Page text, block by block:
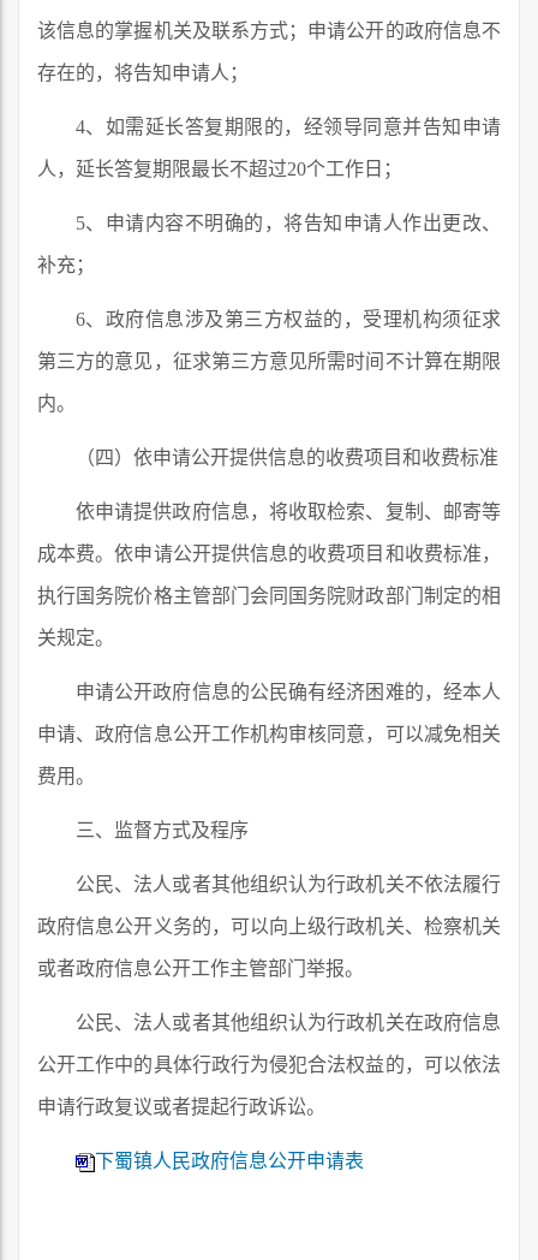
该信息的掌握机关及联系方式；申请公开的政府信息不
存在的，将告知申请人；
4、如需延长答复期限的，经领导同意并告知申请
人，延长答复期限最长不超过20个工作日；
5、申请内容不明确的，将告知申请人作出更改、
补充；
6、政府信息涉及第三方权益的，受理机构须征求
第三方的意见，征求第三方意见所需时间不计算在期限
内。
（四）依申请公开提供信息的收费项目和收费标准
依申请提供政府信息，将收取检索、复制、邮寄等
成本费。依申请公开提供信息的收费项目和收费标准，
执行国务院价格主管部门会同国务院财政部门制定的相
关规定。
申请公开政府信息的公民确有经济困难的，经本人
申请、政府信息公开工作机构审核同意，可以减免相关
费用。
三、监督方式及程序
公民、法人或者其他组织认为行政机关不依法履行
政府信息公开义务的，可以向上级行政机关、检察机关
或者政府信息公开工作主管部门举报。
公民、法人或者其他组织认为行政机关在政府信息
公开工作中的具体行政行为侵犯合法权益的，可以依法
申请行政复议或者提起行政诉讼。
下蜀镇人民政府信息公开申请表